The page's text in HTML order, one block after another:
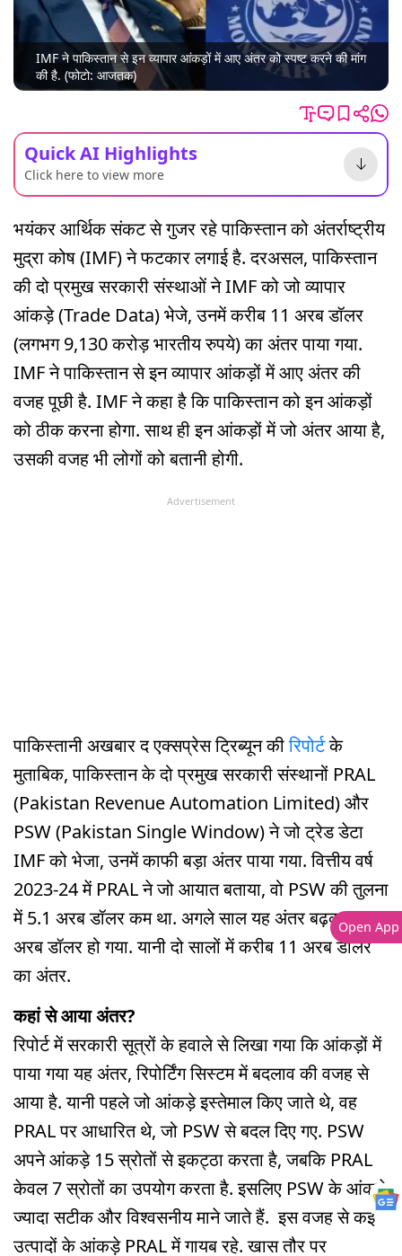
IMF ने पाकिस्तान से इन व्यापार आंकड़ों में आए अंतर को स्पष्ट करने की मांग
की है. (फोटो: आजतक)
Quick AI Highlights
Click here to view more
भयंकर आर्थिक संकट से गुजर रहे पाकिस्तान को अंतर्राष्ट्रीय
मुद्रा कोष (IMF) ने फटकार लगाई है. दरअसल, पाकिस्तान
की दो प्रमुख सरकारी संस्थाओं ने IMF को जो व्यापार
आंकड़े (Trade Data) भेजे, उनमें करीब 11 अरब डॉलर
(लगभग 9,130 करोड़ भारतीय रुपये) का अंतर पाया गया.
IMF ने पाकिस्तान से इन व्यापार आंकड़ों में आए अंतर की
वजह पूछी है. IMF ने कहा है कि पाकिस्तान को इन आंकड़ों
को ठीक करना होगा. साथ ही इन आंकड़ों में जो अंतर आया है,
उसकी वजह भी लोगों को बतानी होगी.
Advertisement
पाकिस्तानी अखबार द एक्सप्रेस ट्रिब्यून कीरिपोर्टके
मुताबिक, पाकिस्तान के दो प्रमुख सरकारी संस्थानों PRAL
(Pakistan Revenue Automation Limited) और
PSW (Pakistan Single Window) ने जो ट्रेड डेटा
IMF को भेजा, उनमें काफी बड़ा अंतर पाया गया. वित्तीय वर्ष
2023‑24 में PRAL ने जो आयात बताया, वो PSW की तुलना
में 5.1 अरब डॉलर कम था. अगले साल यह अंतर बढ़कर 5.7
अरब डॉलर हो गया. यानी दो सालों में करीब 11 अरब डॉलर
का अंतर.
कहां से आया अंतर?
रिपोर्ट में सरकारी सूत्रों के हवाले से लिखा गया कि आंकड़ों में
पाया गया यह अंतर, रिपोर्टिंग सिस्टम में बदलाव की वजह से
आया है. यानी पहले जो आंकड़े इस्तेमाल किए जाते थे, वह
PRAL पर आधारित थे, जो PSW से बदल दिए गए. PSW
अपने आंकड़े 15 स्रोतों से इकट्ठा करता है, जबकि PRAL
केवल 7 स्रोतों का उपयोग करता है. इसलिए PSW के आंकड़े
ज्यादा सटीक और विश्वसनीय माने जाते हैं. इस वजह से कई
उत्पादों के आंकड़े PRAL में गायब रहे. खास तौर पर
Open App